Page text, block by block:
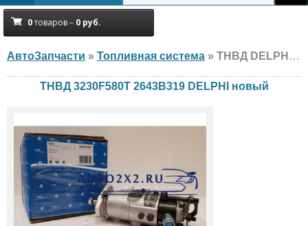
0товаров – 0 руб.
АвтоЗапчасти » Топливная система » ТНВД DELPHI 3230F580T 2643B319 JCB, Caterpillar, новый
ТНВД 3230F580T 2643B319 DELPHI новый